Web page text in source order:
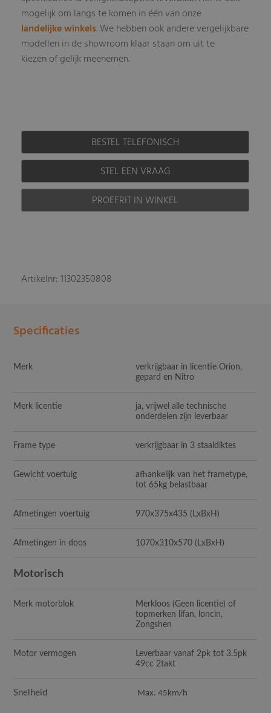
mogelijk om langs te komen in één van onze
landelijke winkels.We hebben ook andere vergelijkbare
modellen in de showroom klaar staan om uit te
kiezen of gelijk meenemen.
BESTEL TELEFONISCH
STEL EEN VRAAG
PROEFRIT IN WINKEL
Artikelnr: 11302350808
Specificaties
Merk
verkrijgbaar in licentie Orion,
gepard en Nitro
Merk licentie
ja, vrijwel alle technische
onderdelen zijn leverbaar
Frame type verkrijgbaar in 3 staaldiktes
Gewicht voertuig
afhankelijk van het frametype,
tot 65kg belastbaar
Afmetingen voertuig 970x375x435 (LxBxH)
Afmetingen in doos 1070x310x570 (LxBxH)
Motorisch
Merk motorblok
Merkloos (Geen licentie) of
topmerken lifan, loncin,
Zongshen
Motor vermogen
Leverbaar vanaf 2pk tot 3.5pk
49cc 2takt
Snelheid Max. 45km/h